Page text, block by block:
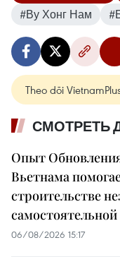
#Ву Хонг Нам
Theo dõi
СМОТРЕТЬ
Опыт
Вьетнама
строительстве
06/08/2026 15:17